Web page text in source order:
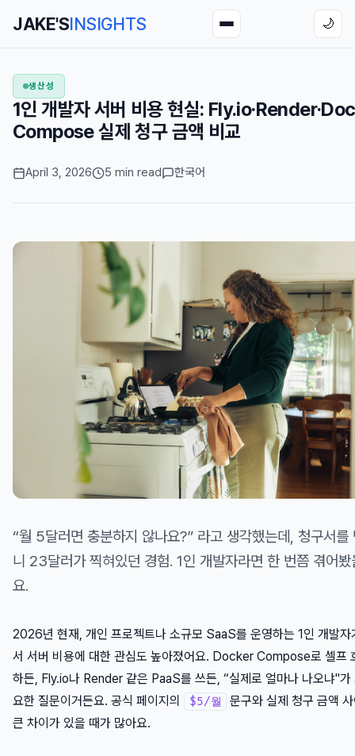
JAKE'SINSIGHTS 🌙
생산성
1인 개발자 서버 비용 현실:
Compose 실제 청구 금액 비교
April 3, 2026 5 min read 한국어
“월 5달러면 충분하지 않나요?” 라고 생각했는데, 청구서를
니 23달러가 찍혀있던 경험. 1인 개발자라면 한 번쯤 겪어봤
요.
2026년 현재, 개인 프로젝트나 소규모 SaaS를 운영하는 1인 개발자
서 서버 비용에 대한 관심도 높아졌어요. Docker Compose로 셀프
하든, Fly.io나 Render 같은 PaaS를 쓰든, “실제로 얼마나 나오냐"가
요한 질문이거든요. 공식 페이지의
$5/월
문구와 실제 청구 금액
큰 차이가 있을 때가 많아요.